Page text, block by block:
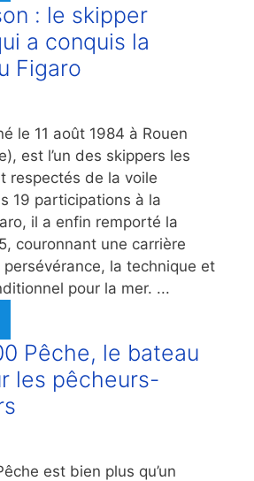
: le skipper
a conquis la
Figaro
le 11 août 1984 à Rouen
est l’un des skippers les
respectés de la voile
19 participations à la
il a enfin remporté la
couronnant une carrière
persévérance, la technique et
pour la mer. ...
Pêche, le bateau
les pêcheurs-
est bien plus qu’un